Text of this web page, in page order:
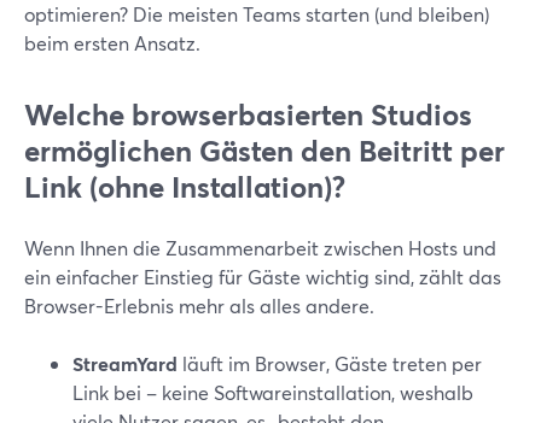
optimieren? Die meisten Teams starten (und bleiben)
beim ersten Ansatz.
Welche browserbasierten Studios
ermöglichen Gästen den Beitritt per
Link (ohne Installation)?
Wenn Ihnen die Zusammenarbeit zwischen Hosts und
ein einfacher Einstieg für Gäste wichtig sind, zählt das
Browser-Erlebnis mehr als alles andere.
StreamYard läuft im Browser, Gäste treten per
Link bei – keine Softwareinstallation, weshalb